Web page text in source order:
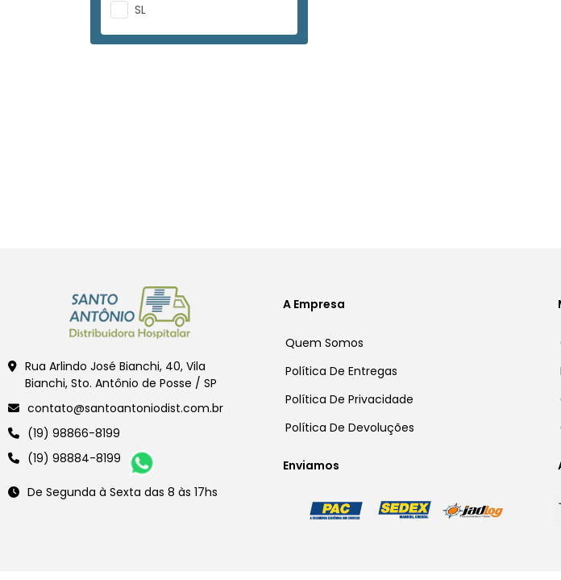
SL
Rua Arlindo José Bianchi, 40, Vila
Bianchi, Sto. Antônio de Posse / SP
contato@santoantoniodist.com.br
(19) 98866-8199
(19) 98884-8199
De Segunda à Sexta das 8 às 17hs
A Empresa
Quem Somos
Política De Entregas
Política De Privacidade
Política De Devoluções
Enviamos